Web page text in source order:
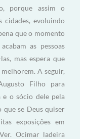
porque assim o
cidades, evoluindo
que o momento
as pessoas
mas espera que
A seguir,
Filho para
e o sócio dele pela
que se Deus quiser
exposições em
Ocimar ladeira